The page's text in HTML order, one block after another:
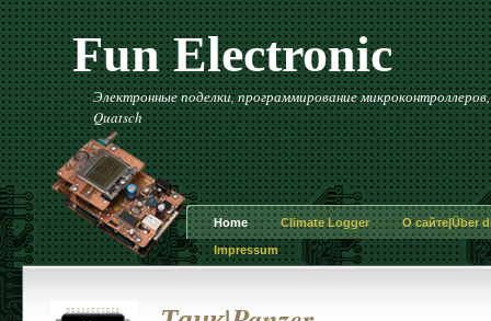
Fun Electronic
Электронные поделки, программирование
Quatsch
Home Climate Logger О сайте|Über
Impressum